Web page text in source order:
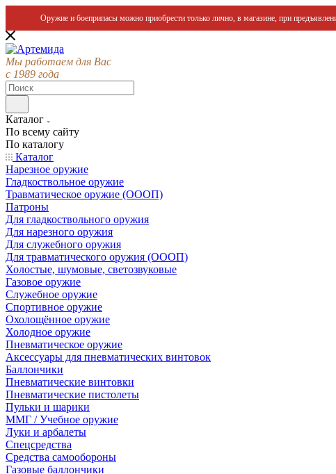
Оружие и боеприпасы можно приобрести только лично, в магазине, при
Мы работаем для Вас
с 1989 года
Каталог
По всему сайту
По каталогу
Каталог
Нарезное оружие
Гладкоствольное оружие
Травматическое оружие (ОООП)
Патроны
Для гладкоствольного оружия
Для нарезного оружия
Для служебного оружия
Для травматического оружия (ОООП)
Холостые, шумовые, светозвуковые
Газовое оружие
Служебное оружие
Спортивное оружие
Охолощённое оружие
Холодное оружие
Пневматическое оружие
Аксессуары для пневматических винтовок
Баллончики
Пневматические винтовки
Пневматические пистолеты
Пульки и шарики
ММГ / Учебное оружие
Луки и арбалеты
Спецсредства
Средства самообороны
Газовые баллончики